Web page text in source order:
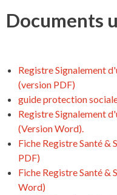
Documents
Registre Signalement
(version PDF)
guide protection
Registre Signalement
(Version Word).
Fiche Registre Santé &
PDF)
Fiche Registre Santé &
Word)